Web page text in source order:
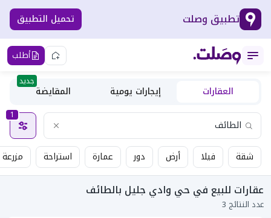
تطبيق وصلت تحميل التطبيق
أطلب
العقارات إيجارات يومية المقايضة
جديد
1
شقة فيلا أرض دور عمارة استراحة مزرعة
عقارات للبيع في حي وادي جليل بالطائف
عدد النتائج 3